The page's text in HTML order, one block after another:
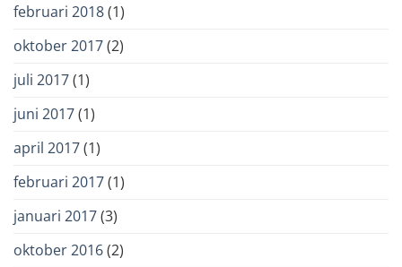
februari 2018(1)
oktober 2017(2)
juli 2017(1)
juni 2017(1)
april 2017(1)
februari 2017(1)
januari 2017(3)
oktober 2016(2)